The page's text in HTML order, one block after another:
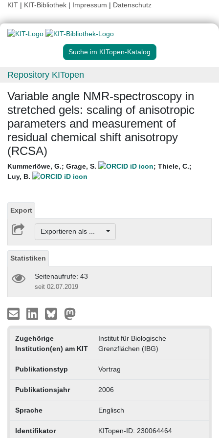
KIT | KIT-Bibliothek | Impressum | Datenschutz
Suche im KITopen-Katalog
Repository KITopen
Variable angle NMR-spectroscopy in
stretched gels: scaling of anisotropic
parameters and measurement of
residual chemical shift anisotropy
(RCSA)
Kummerlöwe, G.; Grage, S. ; Thiele, C.;
Luy, B.
Export
Exportieren als ...
Statistiken
Seitenaufrufe: 43
seit 02.07.2019
Zugehörige
Institution(en) am KIT
Institut für Biologische
Grenzflächen (IBG)
Publikationstyp Vortrag
Publikationsjahr 2006
Sprache Englisch
Identifikator KITopen-ID: 230064464